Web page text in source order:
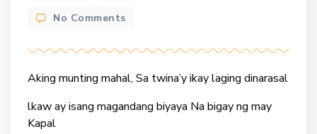
No Commentson
Mahal
Aking munting mahal, Sa twina’y ikay laging dinarasal
lkaw ay isang magandang biyaya Na bigay ng may
Kapal